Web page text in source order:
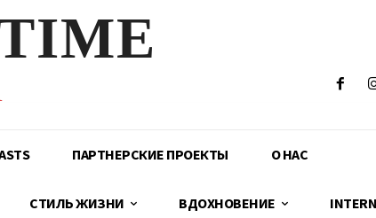
ПАРТНЕРСКИЕ ПРОЕКТЫ О НАС
СТИЛЬ ЖИЗНИ ВДОХНОВЕНИЕ